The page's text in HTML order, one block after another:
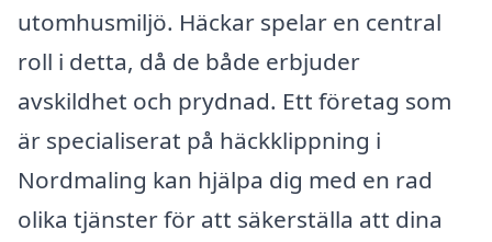
utomhusmiljö. Häckar spelar en central
roll i detta, då de både erbjuder
avskildhet och prydnad. Ett företag som
är specialiserat på häckklippning i
Nordmaling kan hjälpa dig med en rad
olika tjänster för att säkerställa att dina